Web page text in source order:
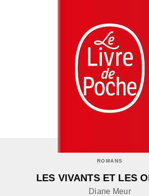
ROMANS
LES VIVANTS ET LES
Diane Meur